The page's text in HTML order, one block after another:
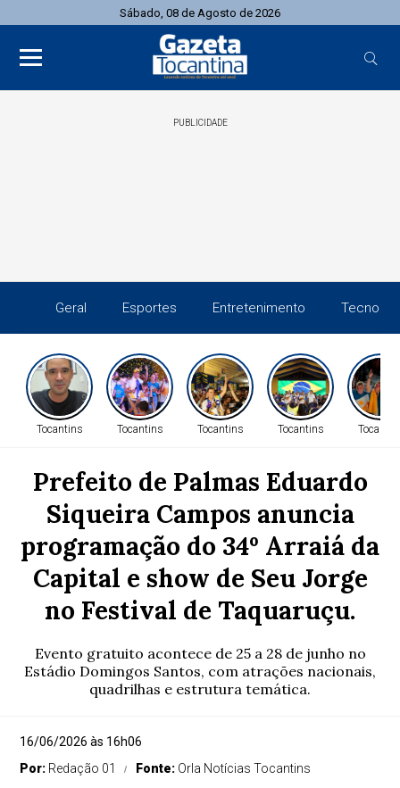
Sábado, 08 de Agosto de 2026
PUBLICIDADE
Geral Esportes Entretenimento
Tocantins Tocantins Tocantins Tocantins
Prefeito de Palmas Eduardo
Siqueira Campos anuncia
programação do 34º Arraiá da
Capital e show de Seu Jorge
no Festival de Taquaruçu.
Evento gratuito acontece de 25 a 28 de junho no
Estádio Domingos Santos, com atrações nacionais,
quadrilhas e estrutura temática.
16/06/2026 às 16h06
Por: Redação 01 Fonte: Orla Notícias Tocantins